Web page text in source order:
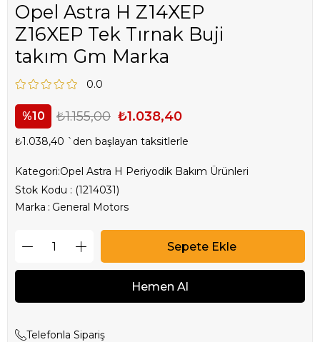
Opel Astra H Z14XEP
Z16XEP Tek Tırnak Buji
takım Gm Marka
0.0
10 ₺1.155,00 ₺1.038,40
₺1.038,40 `den başlayan taksitlerle
Kategori:Opel Astra H Periyodik Bakım Ürünleri
Stok Kodu
(1214031)
Marka : General Motors
Telefonla Sipariş